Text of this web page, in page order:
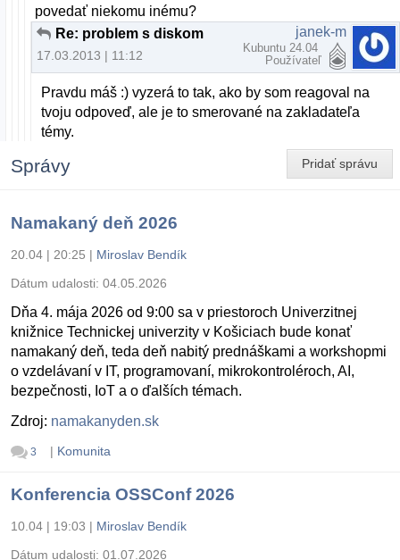
povedať niekomu inému?
Re: problem s diskom
17.03.2013 | 11:12
janek-m
Kubuntu 24.04
Používateľ
Pravdu máš :) vyzerá to tak, ako by som reagoval na
tvoju odpoveď, ale je to smerované na zakladateľa
témy.
Pridať správu
Správy
Namakaný deň 2026
20.04 | 20:25 | Miroslav Bendík
Dátum udalosti: 04.05.2026
Dňa 4. mája 2026 od 9:00 sa v priestoroch Univerzitnej
knižnice Technickej univerzity v Košiciach bude konať
namakaný deň, teda deň nabitý prednáškami a workshopmi
o vzdelávaní v IT, programovaní, mikrokontroléroch, AI,
bezpečnosti, IoT a o ďalších témach.
Zdroj: namakanyden.sk
3 | Komunita
Konferencia OSSConf 2026
10.04 | 19:03 | Miroslav Bendík
Dátum udalosti: 01.07.2026